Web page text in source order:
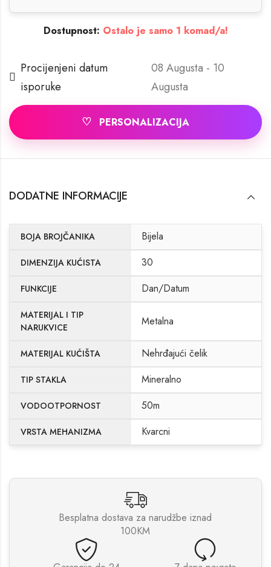
Dostupnost: Ostalo je samo 1 komad/a!
Procijenjeni datum
isporuke
08 Augusta - 10
Augusta
♡ PERSONALIZACIJA
DODATNE INFORMACIJE
BOJA BROJČANIKA Bijela
DIMENZIJA KUĆISTA 30
FUNKCIJE Dan/Datum
MATERIJAL I TIP
NARUKVICE
Metalna
MATERIJAL KUĆIŠTA Nehrđajući čelik
TIP STAKLA Mineralno
VODOOTPORNOST 50m
VRSTA MEHANIZMA Kvarcni
Besplatna dostava za narudžbe iznad
100KM